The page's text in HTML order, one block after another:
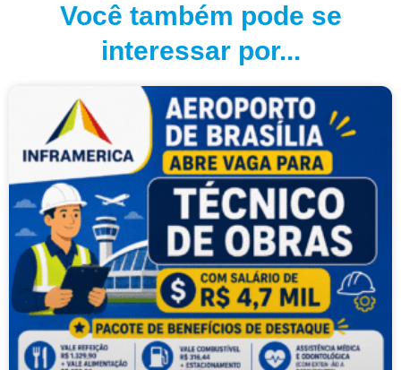
Você também pode se
interessar por...